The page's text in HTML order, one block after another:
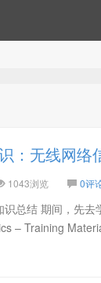
：无线网
1043浏览 0评
总结 期间，先
– Training